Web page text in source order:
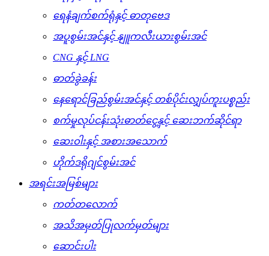
ရေနံချက်စက်ရုံနှင့် ဓာတုဗေဒ
အပူစွမ်းအင်နှင့် နျူကလီးယားစွမ်းအင်
CNG နှင့် LNG
ဓာတ်ခွဲခန်း
နေရောင်ခြည်စွမ်းအင်နှင့် တစ်ပိုင်းလျှပ်ကူးပစ္စည်း
စက်မှုလုပ်ငန်းသုံးဓာတ်ငွေ့နှင့် ဆေးဘက်ဆိုင်ရာ
ဆေးဝါးနှင့် အစားအသောက်
ဟိုက်ဒရိုဂျင်စွမ်းအင်
အရင်းအမြစ်များ
ကတ်တလောက်
အသိအမှတ်ပြုလက်မှတ်များ
ဆောင်းပါး